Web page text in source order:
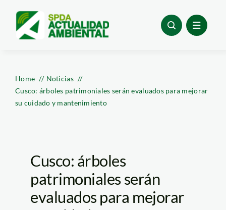
content
Home
Noticias
Cusco: árboles patrimoniales serán evaluados para mejorar
su cuidado y mantenimiento
Cusco: árboles
patrimoniales serán
evaluados para mejorar